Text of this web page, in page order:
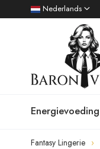
Nederlands
Energievoeding
Fantasy Lingerie